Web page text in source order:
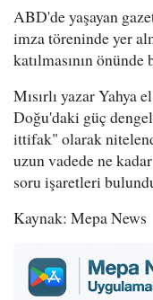
ABD'de yaşayan
imza töreninde yer
katılmasının
Mısırlı yazar Yahya
Doğu'daki güç
ittifak" olarak
uzun vadede ne
soru işaretleri
Kaynak: Mepa News